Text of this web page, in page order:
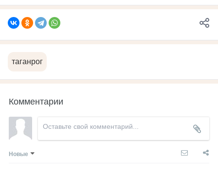
таганрог
Комментарии
Новые